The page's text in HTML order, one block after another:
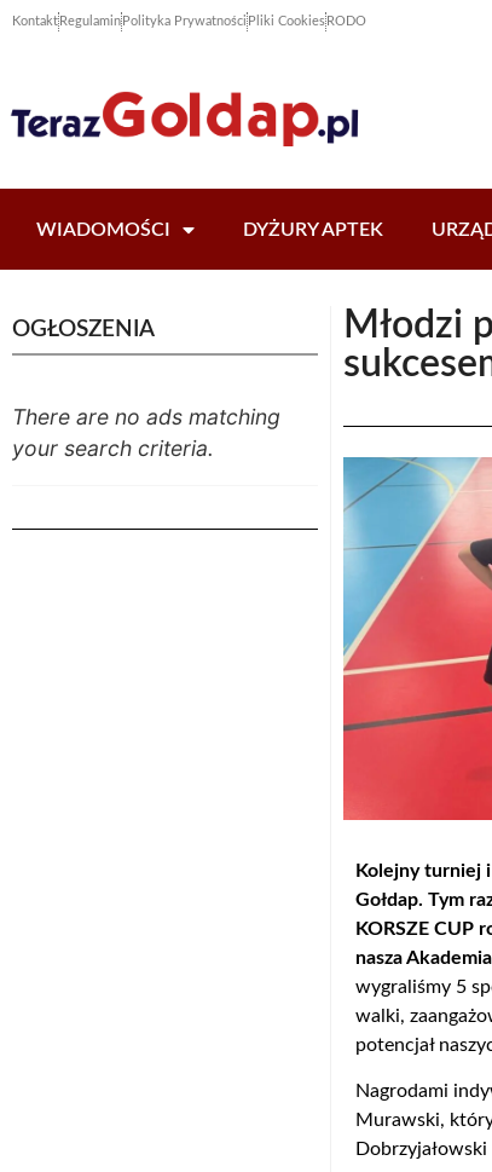
Kontakt Regulamin Polityka Prywatności Pliki Cookies RODO
WIADOMOŚCI DYŻURY APTEK
OGŁOSZENIA
There are no ads matching
your search criteria.
Młodzi
Kolejny turniej
Gołdap. Tym
KORSZE CUP
nasza
wygraliśmy 5
walki,
potencjał
Nagrodami
Murawski,